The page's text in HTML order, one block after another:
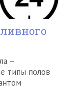
–
типы полов